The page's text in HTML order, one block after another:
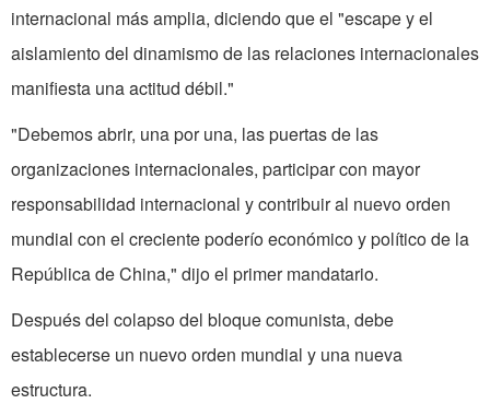
internacional más amplia, diciendo que el "escape y el
aislamiento del dinamismo de las relaciones internacionales
manifiesta una actitud débil."
"Debemos abrir, una por una, las puertas de las
organizaciones internacionales, parti­cipar con mayor
responsabilidad interna­cional y contribuir al nuevo orden
mundial con el creciente poderío económico y político de la
República de China," dijo el primer mandatario.
Después del colapso del bloque comu­nista, debe
establecerse un nuevo orden mundial y una nueva
estructura.